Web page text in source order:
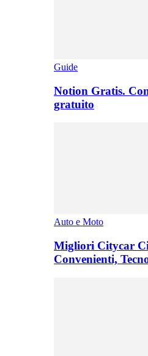
Guide
Notion Gratis.
gratuito
Auto e Moto
Migliori Citycar
Convenienti,